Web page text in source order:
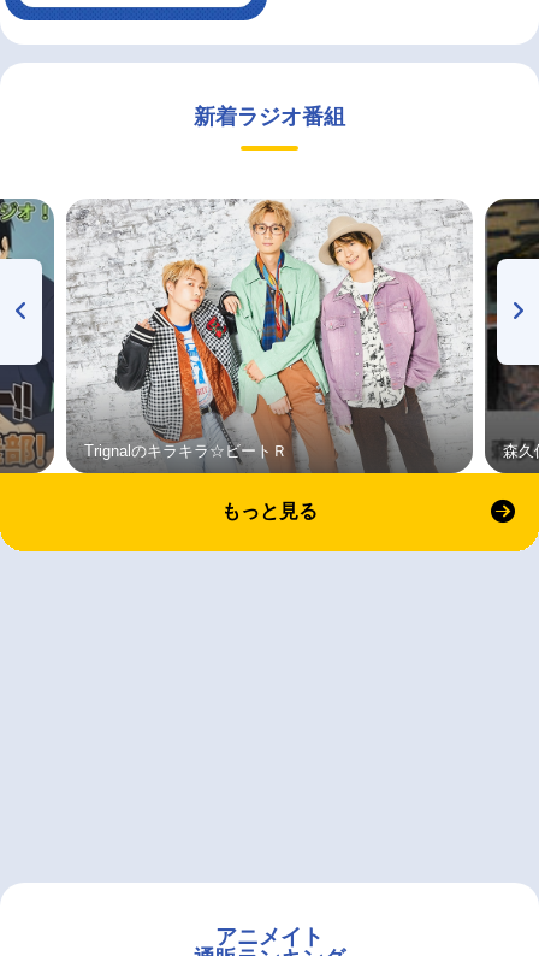
新着ラジオ番組
Trignalのキラキラ☆ビートＲ 森久
もっと見る
アニメイト